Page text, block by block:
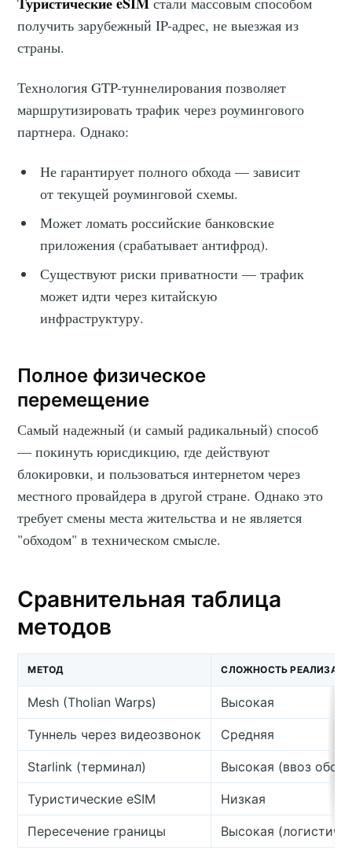
получить зарубежный IP-адрес, не выезжая из
страны.
Технология GTP-туннелирования позволяет
маршрутизировать трафик через роумингового
партнера. Однако:
Не гарантирует полного обхода — зависит
от текущей роуминговой схемы.
Может ломать российские банковские
приложения (срабатывает антифрод).
Существуют риски приватности — трафик
может идти через китайскую
инфраструктуру.
Полное физическое
перемещение
Самый надежный (и самый радикальный) способ
— покинуть юрисдикцию, где действуют
блокировки, и пользоваться интернетом через
местного провайдера в другой стране. Однако это
требует смены места жительства и не является
"обходом" в техническом смысле.
Сравнительная таблица
методов
МЕТОД СЛОЖНОСТЬ
Mesh (Tholian Warps) Высокая
Туннель через видеозвонок Средняя
Starlink (терминал) Высокая (ввоз
Туристические eSIM Низкая
Пересечение границы Высокая